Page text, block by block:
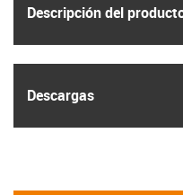
Descripción del
Descargas